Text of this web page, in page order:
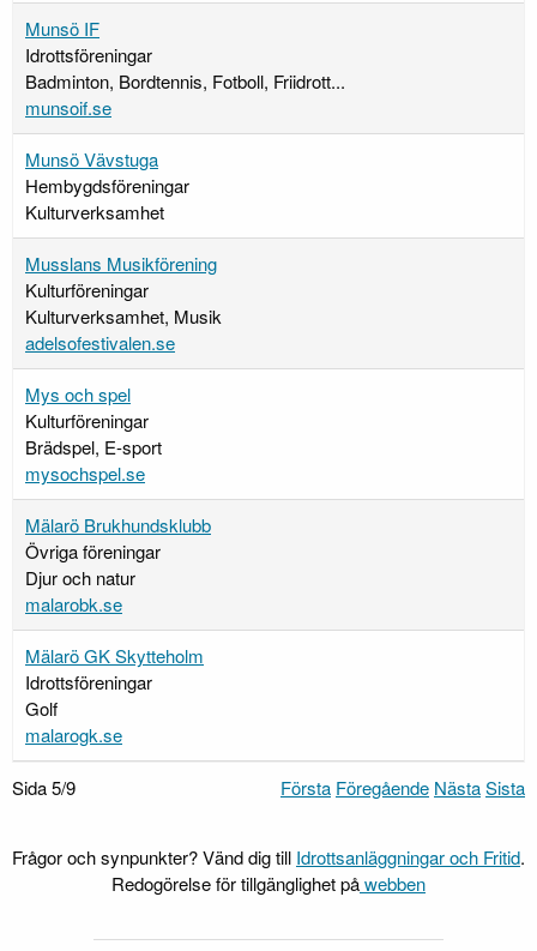
Munsö IF
Idrottsföreningar
Badminton, Bordtennis, Fotboll, Friidrott...
munsoif.se
Munsö Vävstuga
Hembygdsföreningar
Kulturverksamhet
Musslans Musikförening
Kulturföreningar
Kulturverksamhet, Musik
adelsofestivalen.se
Mys och spel
Kulturföreningar
Brädspel, E-sport
mysochspel.se
Mälarö Brukhundsklubb
Övriga föreningar
Djur och natur
malarobk.se
Mälarö GK Skytteholm
Idrottsföreningar
Golf
malarogk.se
Sida 5/9 Första Föregående NästaSista
Frågor och synpunkter? Vänd dig till Idrottsanläggningar och Fritid.
Redogörelse för tillgänglighet påwebben